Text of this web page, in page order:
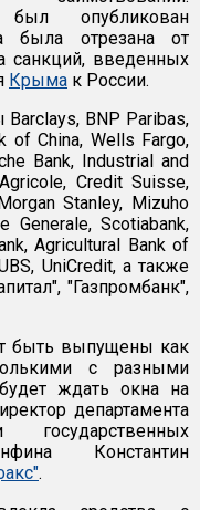
опубликован
отрезана от
санкций, введенных
Крыма к России.
BNP Paribas,
of China, Wells Fargo,
Bank, Industrial and
Credit Suisse,
Stanley, Mizuho
Generale, Scotiabank,
Agricultural Bank of
UniCredit, а также
"Газпромбанк",
быть выпущены как
с разными
ждать окна на
департамента
Константин
.